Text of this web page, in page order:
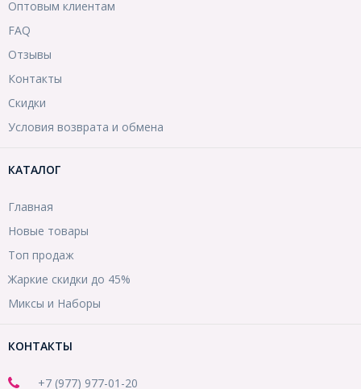
Оптовым клиентам
FAQ
Отзывы
Контакты
Скидки
Условия возврата и обмена
КАТАЛОГ
Главная
Новые товары
Топ продаж
Жаркие скидки до 45%
Миксы и Наборы
КОНТАКТЫ
+7 (977) 977-01-20